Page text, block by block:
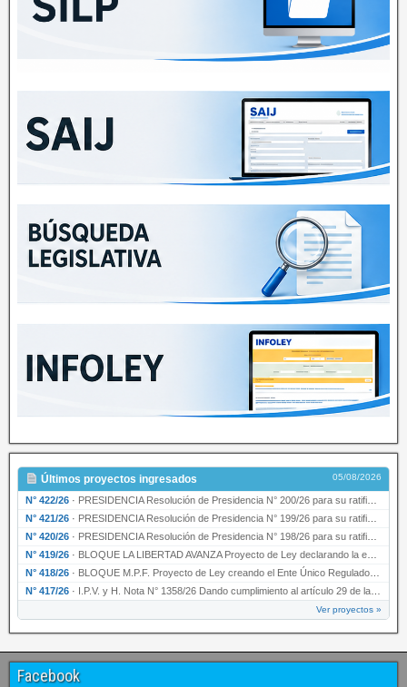
Últimos proyectos ingresados 05/08/2026
N° 422/26 · PRESIDENCIA Resolución de Presidencia N° 200/26 para su ratificación.
N° 421/26 · PRESIDENCIA Resolución de Presidencia N° 199/26 para su ratificación.
N° 420/26 · PRESIDENCIA Resolución de Presidencia N° 198/26 para su ratificación.
N° 419/26 · BLOQUE LA LIBERTAD AVANZA Proyecto de Ley declarando la esencialidad del servicio educativ…
N° 418/26 · BLOQUE M.P.F. Proyecto de Ley creando el Ente Único Regulador de servicios públicos de la …
N° 417/26 · I.P.V. y H. Nota N° 1358/26 Dando cumplimiento al artículo 29 de la Ley provincial N° 1399…
Ver proyectos »
Facebook